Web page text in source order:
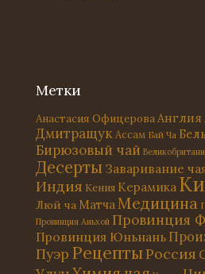
Метки
Анастасия ОфицероваАнглия
Дмитращук Ассам Бай Ча
Бирюзовый чай
Десерты Заваривание
Индия Кения Керамика
Люй ча Матча Медицина
Провинция Аньхой Провинция
Провинция Юньнань
Пуэр РецептыРоссия